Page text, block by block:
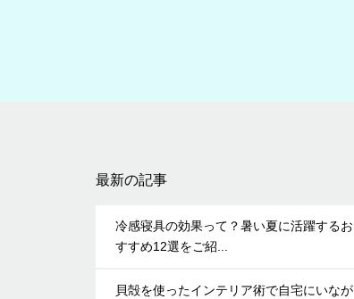
最新の記事
冷感寝具の効果って？暑い夏に活躍するお
すすめ12選をご紹...
貝殻を使ったインテリア術で自宅にいなが